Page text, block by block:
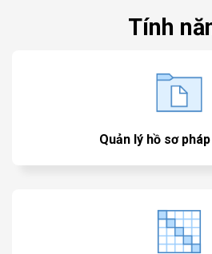
Tính
Quản lý hồ sơ